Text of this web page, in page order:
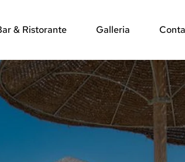
& Ristorante Galleria